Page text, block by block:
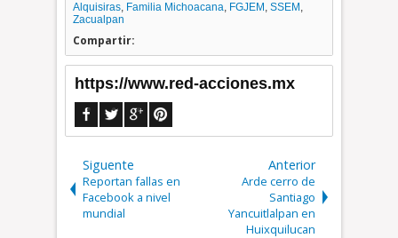
Alquisiras, Familia Michoacana, FGJEM ,SSEM ,
Zacualpan
Compartir:
https://www.red-acciones.mx
Siguente
Reportan fallas en
Facebook a nivel
mundial
Anterior
Arde cerro de
Santiago
Yancuitlalpan en
Huixquilucan